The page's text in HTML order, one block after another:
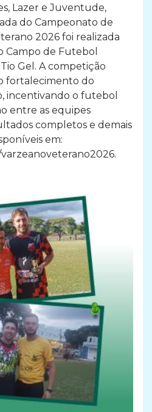
Lazer e Juventude,
do Campeonato de
2026 foi realizada
Campo de Futebol
Gel. A competição
fortalecimento do
incentivando o futebol
entre as equipes
completos e demais
em: